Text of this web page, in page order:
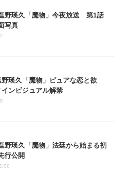
野瑛久「魔物」今夜放送 第1話
写真
瑛久「魔物」ピュアな恋と欲
ンビジュアル解禁
野瑛久「魔物」法廷から始まる初
行公開